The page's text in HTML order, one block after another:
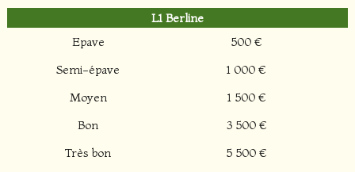
L1 Berline
Epave
500 €
Semi-épave
1 000 €
Moyen
1 500 €
Bon
3 500 €
Très bon
5 500 €